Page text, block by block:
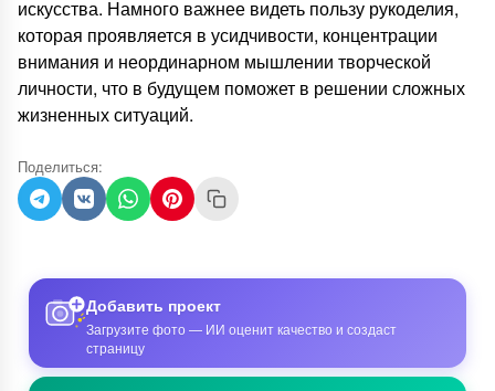
искусства. Намного важнее видеть пользу рукоделия,
которая проявляется в усидчивости, концентрации
внимания и неординарном мышлении творческой
личности, что в будущем поможет в решении сложных
жизненных ситуаций.
Поделиться:
Добавить проект
Загрузите фото — ИИ оценит качество и создаст
страницу